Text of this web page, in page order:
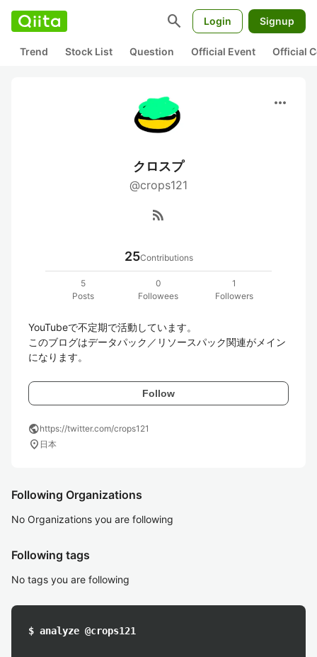
search Login Signup
Trend Stock List Question Official Event Official
more_horiz
クロスプ
@crops121
rss_feed
25Contributions
5
Posts
0
Followees
1
Followers
YouTubeで不定期で活動しています。
このブログはデータパック／リソースパック関連がメイン
になります。
Follow
publichttps://twitter.com/crops121
location_on 日本
Following Organizations
No Organizations you are following
Following tags
No tags you are following
$ analyze @crops121